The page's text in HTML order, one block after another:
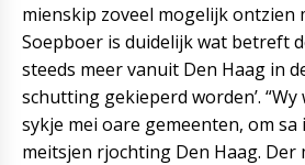
mienskip zoveel mogelijk ontzien
Soepboer is duidelijk wat betreft
steeds meer vanuit Den Haag in
schutting gekieperd worden’.
sykje mei oare gemeenten, om
meitsjen rjochting Den Haag. Der